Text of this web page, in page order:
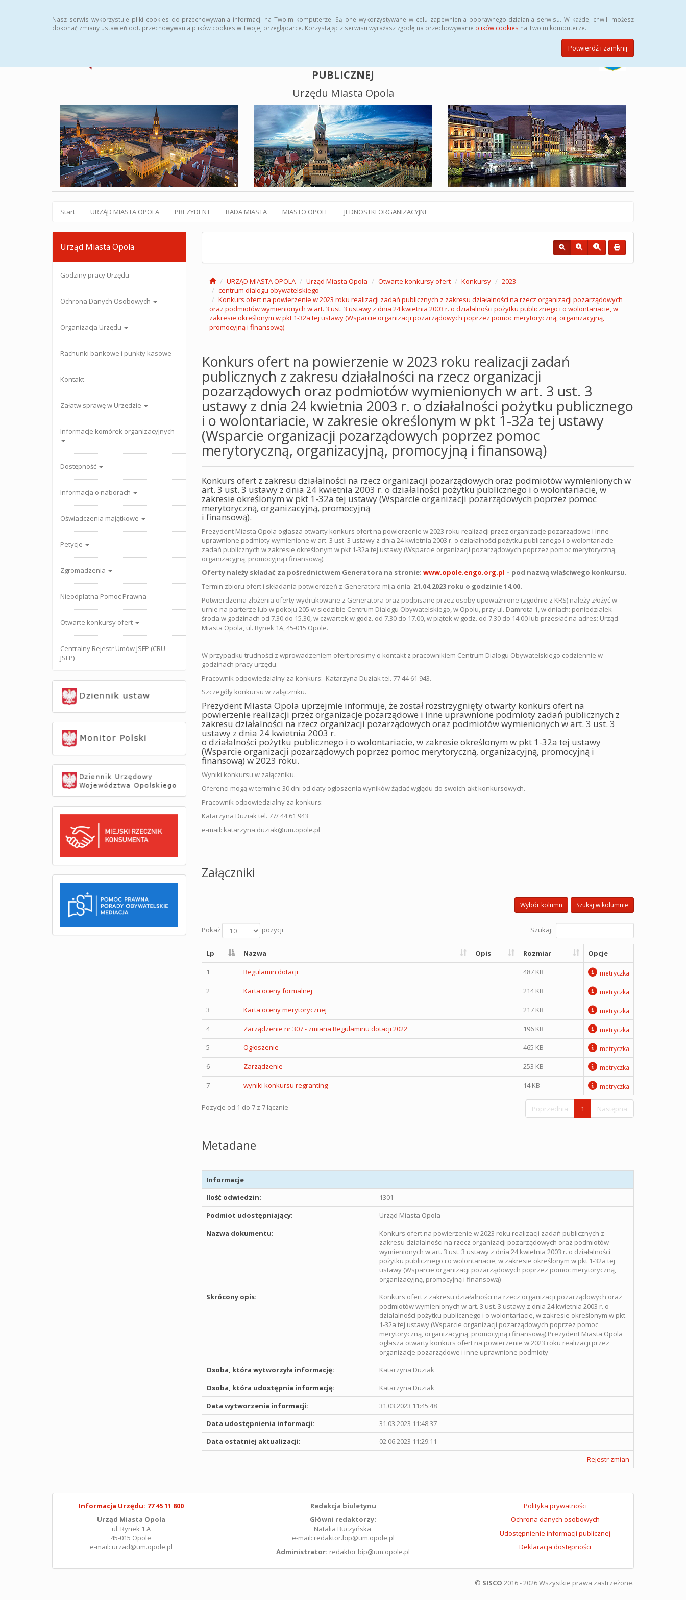
Nasz serwis wykorzystuje pliki cookies do przechowywania informacji na Twoim komputerze. Są one wykorzystywane w celu zapewnienia poprawnego działania serwisu. W każdej chwili możesz
dokonać zmiany ustawień dot. przechowywania plików cookies w Twojej przeglądarce. Korzystając z serwisu wyrażasz zgodę na przechowywanie plików cookies na Twoim komputerze.
Potwierdź i zamknij
PUBLICZNEJ
Urzędu Miasta Opola
Start URZĄD MIASTA OPOLA PREZYDENT RADA MIASTA MIASTO OPOLE JEDNOSTKI ORGANIZACYJNE
Urząd Miasta Opola
Godziny pracy Urzędu
Ochrona Danych Osobowych
Organizacja Urzędu
Rachunki bankowe i punkty kasowe
Kontakt
Załatw sprawę w Urzędzie
Informacje komórek organizacyjnych
Dostępność
Informacja o naborach
Oświadczenia majątkowe
Petycje
Zgromadzenia
Nieodpłatna Pomoc Prawna
Otwarte konkursy ofert
Centralny Rejestr Umów JSFP (CRU
JSFP)
URZĄD MIASTA OPOLA Urząd Miasta Opola Otwarte konkursy ofert Konkursy
2023
centrum dialogu obywatelskiego
Konkurs ofert na powierzenie w 2023 roku realizacji zadań publicznych z zakresu działalności na rzecz organizacji pozarządowych
oraz podmiotów wymienionych w art. 3 ust. 3 ustawy z dnia 24 kwietnia 2003 r. o działalności pożytku publicznego i o wolontariacie, w
zakresie określonym w pkt 1-32a tej ustawy (Wsparcie organizacji pozarządowych poprzez pomoc merytoryczną, organizacyjną,
promocyjną i finansową)
Konkurs ofert na powierzenie w 2023 roku realizacji zadań
publicznych z zakresu działalności na rzecz organizacji
pozarządowych oraz podmiotów wymienionych w art. 3 ust. 3
ustawy z dnia 24 kwietnia 2003 r. o działalności pożytku publicznego
i o wolontariacie, w zakresie określonym w pkt 1-32a tej ustawy
(Wsparcie organizacji pozarządowych poprzez pomoc
merytoryczną, organizacyjną, promocyjną i finansową)
Konkurs ofert z zakresu działalności na rzecz organizacji pozarządowych oraz podmiotów wymienionych w
art. 3 ust. 3 ustawy z dnia 24 kwietnia 2003 r. o działalności pożytku publicznego i o wolontariacie, w
zakresie określonym w pkt 1-32a tej ustawy (Wsparcie organizacji pozarządowych poprzez pomoc
merytoryczną, organizacyjną, promocyjną
i finansową).
Prezydent Miasta Opola ogłasza otwarty konkurs ofert na powierzenie w 2023 roku realizacji przez organizacje pozarządowe i inne
uprawnione podmioty wymienione w art. 3 ust. 3 ustawy z dnia 24 kwietnia 2003 r. o działalności pożytku publicznego i o wolontariacie
zadań publicznych w zakresie określonym w pkt 1-32a tej ustawy (Wsparcie organizacji pozarządowych poprzez pomoc merytoryczną,
organizacyjną, promocyjną i finansową).
Oferty należy składać za pośrednictwem Generatora na stronie: www.opole.engo.org.pl – pod nazwą właściwego konkursu.
Termin zbioru ofert i składania potwierdzeń z Generatora mija dnia 21.04.2023 roku o godzinie 14.00.
Potwierdzenia złożenia oferty wydrukowane z Generatora oraz podpisane przez osoby upoważnione (zgodnie z KRS) należy złożyć w
urnie na parterze lub w pokoju 205 w siedzibie Centrum Dialogu Obywatelskiego, w Opolu, przy ul. Damrota 1, w dniach: poniedziałek –
środa w godzinach od 7.30 do 15.30, w czwartek w godz. od 7.30 do 17.00, w piątek w godz. od 7.30 do 14.00 lub przesłać na adres: Urząd
Miasta Opola, ul. Rynek 1A, 45-015 Opole.
W przypadku trudności z wprowadzeniem ofert prosimy o kontakt z pracownikiem Centrum Dialogu Obywatelskiego codziennie w
godzinach pracy urzędu.
Pracownik odpowiedzialny za konkurs: Katarzyna Duziak tel. 77 44 61 943.
Szczegóły konkursu w załączniku.
Prezydent Miasta Opola uprzejmie informuje, że został rozstrzygnięty otwarty konkurs ofert na
powierzenie realizacji przez organizacje pozarządowe i inne uprawnione podmioty zadań publicznych z
zakresu działalności na rzecz organizacji pozarządowych oraz podmiotów wymienionych w art. 3 ust. 3
ustawy z dnia 24 kwietnia 2003 r.
o działalności pożytku publicznego i o wolontariacie, w zakresie określonym w pkt 1-32a tej ustawy
(Wsparcie organizacji pozarządowych poprzez pomoc merytoryczną, organizacyjną, promocyjną i
finansową) w 2023 roku.
Wyniki konkursu w załączniku.
Oferenci mogą w terminie 30 dni od daty ogłoszenia wyników żądać wglądu do swoich akt konkursowych.
Pracownik odpowiedzialny za konkurs:
Katarzyna Duziak tel. 77/ 44 61 943
e-mail: katarzyna.duziak@um.opole.pl
Załączniki
Szukaj w kolumnie
Wybór kolumn
Pokaż pozycji Szukaj:
Lp Nazwa Opis Rozmiar Opcje
1 Regulamin dotacji 487 KB metryczka
2 Karta oceny formalnej 214 KB metryczka
3 Karta oceny merytorycznej 217 KB metryczka
4 Zarządzenie nr 307 - zmiana Regulaminu dotacji 2022 196 KB metryczka
5 Ogłoszenie 465 KB metryczka
6 Zarządzenie 253 KB metryczka
7 wyniki konkursu regranting 14 KB metryczka
Pozycje od 1 do 7 z 7 łącznie Poprzednia 1 Następna
Metadane
Informacje
Ilość odwiedzin:
1301
Podmiot udostępniający:
Urząd Miasta Opola
Nazwa dokumentu:
Konkurs ofert na powierzenie w 2023 roku realizacji zadań publicznych z
zakresu działalności na rzecz organizacji pozarządowych oraz podmiotów
wymienionych w art. 3 ust. 3 ustawy z dnia 24 kwietnia 2003 r. o działalności
pożytku publicznego i o wolontariacie, w zakresie określonym w pkt 1-32a tej
ustawy (Wsparcie organizacji pozarządowych poprzez pomoc merytoryczną,
organizacyjną, promocyjną i finansową)
Skrócony opis:
Konkurs ofert z zakresu działalności na rzecz organizacji pozarządowych oraz
podmiotów wymienionych w art. 3 ust. 3 ustawy z dnia 24 kwietnia 2003 r. o
działalności pożytku publicznego i o wolontariacie, w zakresie określonym w pkt
1-32a tej ustawy (Wsparcie organizacji pozarządowych poprzez pomoc
merytoryczną, organizacyjną, promocyjną i finansową).Prezydent Miasta Opola
ogłasza otwarty konkurs ofert na powierzenie w 2023 roku realizacji przez
organizacje pozarządowe i inne uprawnione podmioty
Osoba, która wytworzyła informację:
Katarzyna Duziak
Osoba, która udostępnia informację:
Katarzyna Duziak
Data wytworzenia informacji:
31.03.2023 11:45:48
Data udostępnienia informacji:
31.03.2023 11:48:37
Data ostatniej aktualizacji:
02.06.2023 11:29:11
Rejestr zmian
Informacja Urzędu: 77 45 11 800
Urząd Miasta Opola
ul. Rynek 1 A
45-015 Opole
e-mail: urzad@um.opole.pl
Redakcja biuletynu
Główni redaktorzy:
Natalia Buczyńska
e-mail: redaktor.bip@um.opole.pl
Administrator: redaktor.bip@um.opole.pl
Polityka prywatności
Ochrona danych osobowych
Udostępnienie informacji publicznej
Deklaracja dostępności
© SISCO 2016 - 2026 Wszystkie prawa zastrzeżone.